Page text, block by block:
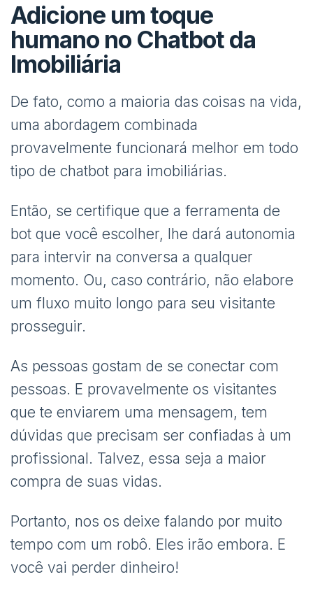
Adicione um toque
humano no Chatbot da
Imobiliária
De fato, como a maioria das coisas na vida,
uma abordagem combinada
provavelmente funcionará melhor em todo
tipo de chatbot para imobiliárias.
Então, se certifique que a ferramenta de
bot que você escolher, lhe dará autonomia
para intervir na conversa a qualquer
momento. Ou, caso contrário, não elabore
um fluxo muito longo para seu visitante
prosseguir.
As pessoas gostam de se conectar com
pessoas. E provavelmente os visitantes
que te enviarem uma mensagem, tem
dúvidas que precisam ser confiadas à um
profissional. Talvez, essa seja a maior
compra de suas vidas.
Portanto, nos os deixe falando por muito
tempo com um robô. Eles irão embora. E
você vai perder dinheiro!